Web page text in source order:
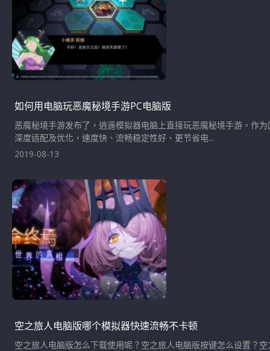
如何用电脑玩恶魔秘境手游PC电脑版
恶魔秘境手游发布了，逍遥模拟器电脑上直接玩恶魔秘境手游。作
深度适配及优化，速度快、流畅稳定性好、更节省电...
2019-08-13
空之旅人电脑版哪个模拟器快速流畅不卡顿
空之旅人电脑版怎么下载使用呢？空之旅人电脑版按键怎么设置？